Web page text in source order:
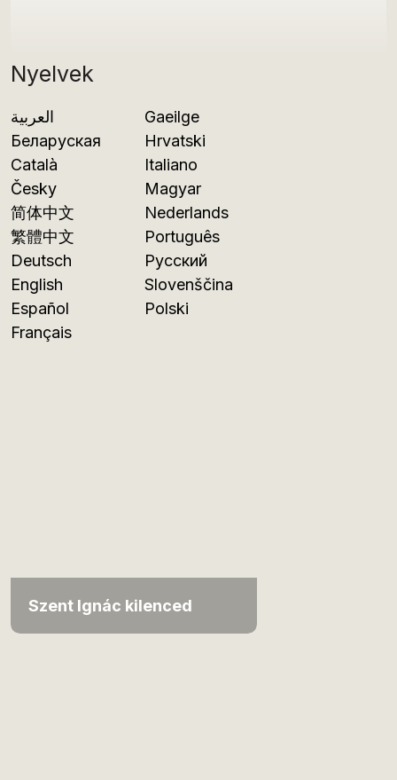
Nyelvek
العربية
Беларуская
Català
Česky
简体中文
繁體中文
Deutsch
English
Español
Français
Gaeilge
Hrvatski
Italiano
Magyar
Nederlands
Português
Русский
Slovenščina
Polski
Szent Ignác kilenced